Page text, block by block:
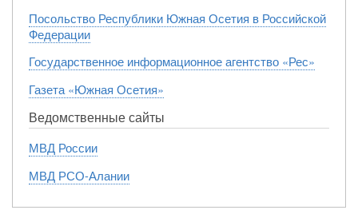
Посольство Республики Южная Осетия в Российской
Федерации
Государственное информационное агентство «Рес»
Газета «Южная Осетия»
Ведомственные сайты
МВД России
МВД РСО-Алании